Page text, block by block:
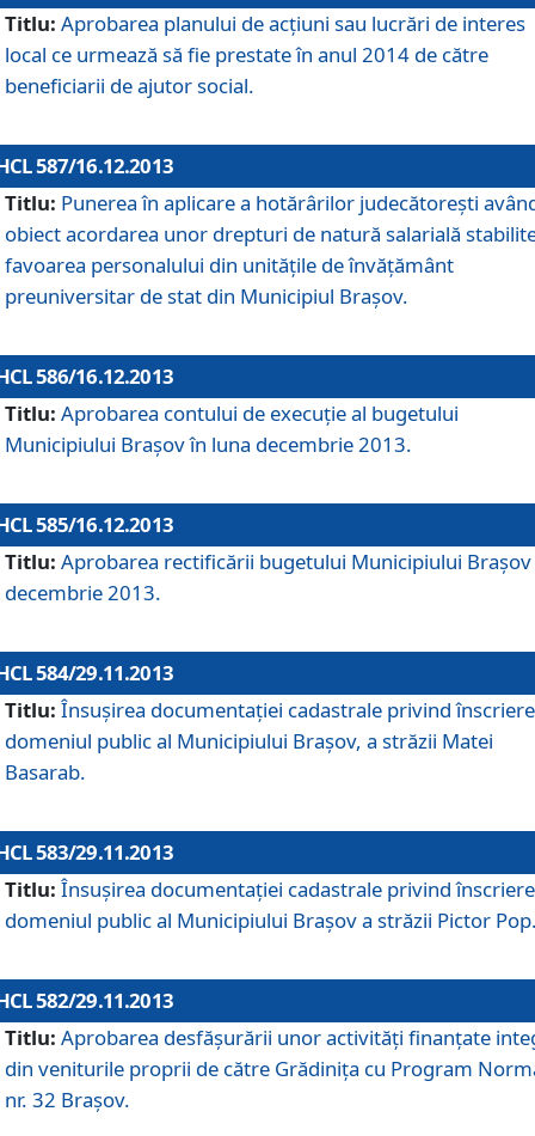
Titlu: Aprobarea planului de acţiuni sau lucrări de interes
local ce urmează să fie prestate în anul 2014 de către
beneficiarii de ajutor social.
587/16.12.2013
Titlu: Punerea în aplicare a hotărârilor judecătoreşti
obiect acordarea unor drepturi de natură salarială
favoarea personalului din unităţile de învăţământ
preuniversitar de stat din Municipiul Braşov.
586/16.12.2013
Titlu: Aprobarea contului de execuţie al bugetului
Municipiului Braşov în luna decembrie 2013.
585/16.12.2013
Titlu: Aprobarea rectificării bugetului Municipiului Braşov
decembrie 2013.
584/29.11.2013
Titlu: Însuşirea documentaţiei cadastrale privind
domeniul public al Municipiului Braşov, a străzii Matei
Basarab.
583/29.11.2013
Titlu: Însuşirea documentaţiei cadastrale privind
domeniul public al Municipiului Braşov a străzii Pictor
582/29.11.2013
Titlu: Aprobarea desfăşurării unor activităţi finanţate
din veniturile proprii de către Grădiniţa cu Program
nr. 32 Braşov.